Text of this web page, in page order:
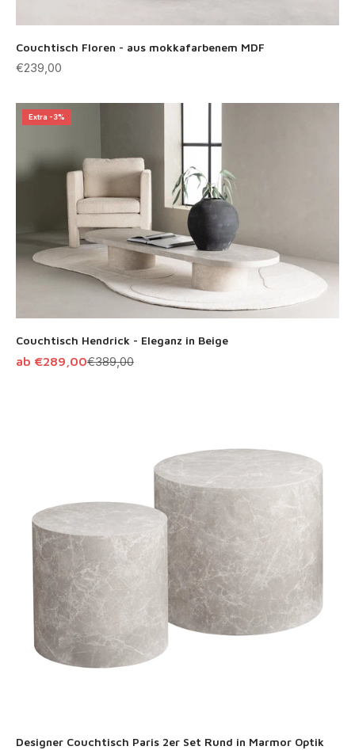
Couchtisch Floren - aus mokkafarbenem MDF
Angebot
€239,00
Extra -3%
Couchtisch Hendrick - Eleganz in Beige
Angebot
ab €289,00Regulärer Preis
€389,00
Designer Couchtisch Paris 2er Set Rund in Marmor Optik